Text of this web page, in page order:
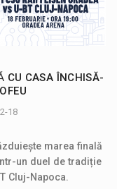
CU CASA ÎNCHISĂ-
18
marea finală
un duel de tradiție
Cluj-Napoca.